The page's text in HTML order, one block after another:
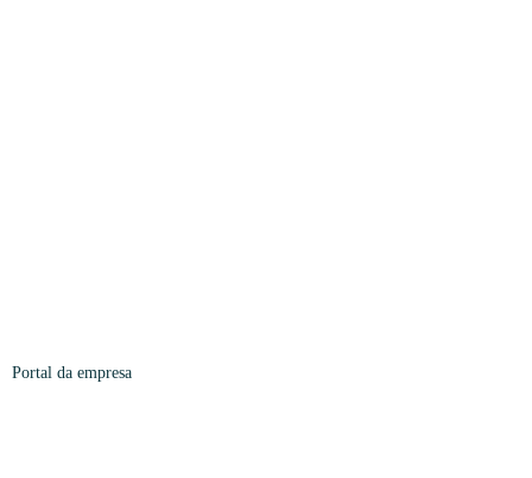
Portal da empresa